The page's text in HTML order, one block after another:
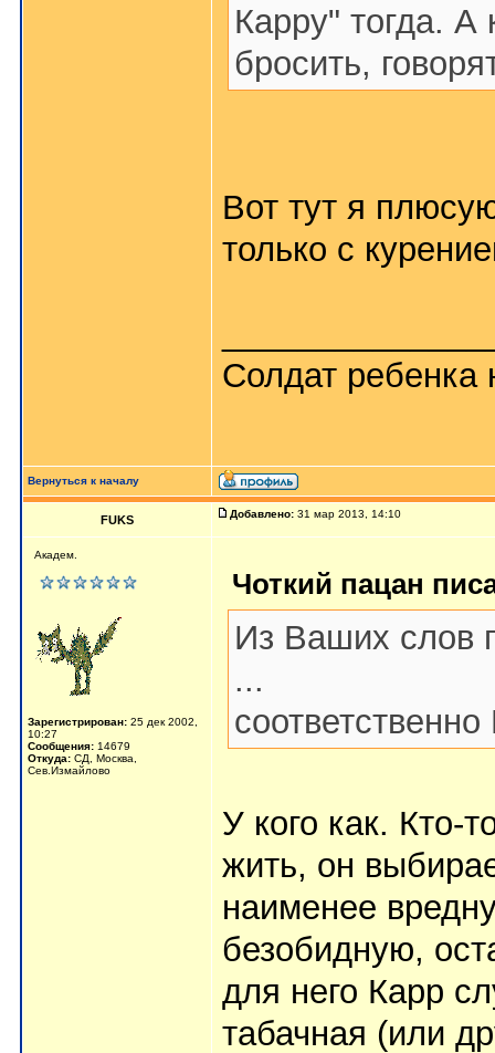
Карру" тогда. А
бросить,
Вот тут я
только с
Солдат ребенка
Вернуться к началу
FUKS Добавлено: 31 мар 2013, 14:10
Академ.
Зарегистрирован: 25 дек 2002,
10:27
Сообщения: 14679
Откуда: СД, Москва,
Сев.Измайлово
Чоткий пацан
Из Ваших слов
...
У кого как. Кто-
жить, он
наименее
безобидную,
для него Карр
табачная (или